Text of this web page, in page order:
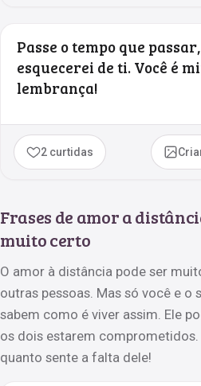
Passe o tempo que
esquecerei de ti. Você é
lembrança!
2 curtidas
Frases de amor a
muito certo
O amor à distância pode ser
outras pessoas. Mas só você e o
sabem como é viver assim. Ele
os dois estarem
quanto sente a falta dele!